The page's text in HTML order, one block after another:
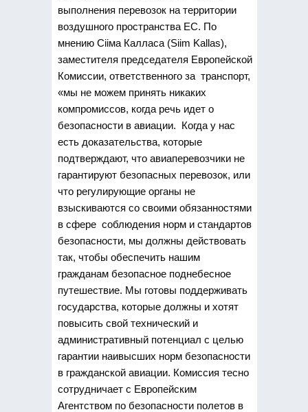
выполнения перевозок на территории
воздушного пространства ЕС. По
мнению Сііма Калласа (Siim Kallas),
заместителя председателя Европейской
Комиссии, ответственного за транспорт,
«мы не можем принять никаких
компромиссов, когда речь идет о
безопасности в авиации. Когда у нас
есть доказательства, которые
подтверждают, что авиаперевозчики не
гарантируют безопасных перевозок, или
что регулирующие органы не
взыскиваются со своими обязанностями
в сфере соблюдения норм и стандартов
безопасности, мы должны действовать
так, чтобы обеспечить нашим
гражданам безопасное поднебесное
путешествие. Мы готовы поддерживать
государства, которые должны и хотят
повысить свой технический и
административный потенциал с целью
гарантии наивысших норм безопасности
в гражданской авиации. Комиссия тесно
сотрудничает с Европейским
Агентством по безопасности полетов в